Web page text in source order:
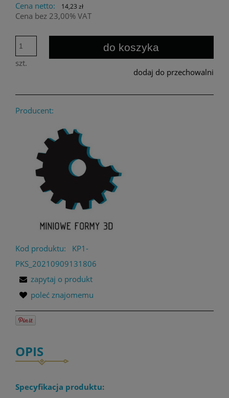
Cena netto:
14,23 zł
Cena bez 23,00% VAT
szt.
do koszyka
dodaj do przechowalni
Producent:
Kod produktu:
KP1-
PKS_20210909131806
zapytaj o produkt
poleć znajomemu
OPIS
Specyfikacja produktu: